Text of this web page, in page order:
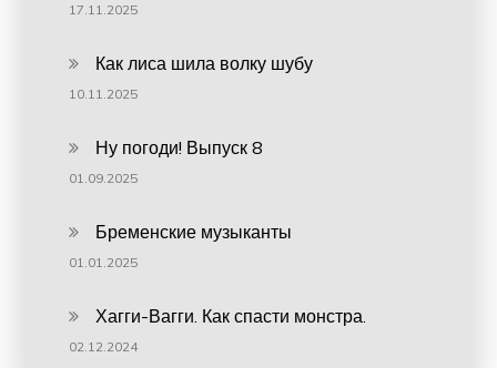
17.11.2025
Как лиса шила волку шубу
10.11.2025
Ну погоди! Выпуск 8
01.09.2025
Бременские музыканты
01.01.2025
Хагги-Вагги. Как спасти монстра.
02.12.2024